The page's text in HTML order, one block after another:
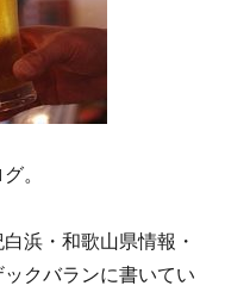
。
浜・和歌山県情報・
クバランに書いてい